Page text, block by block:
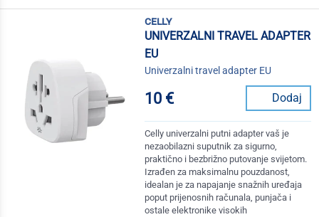
celly
UNIVERZALNI TRAVEL ADAPTER
EU
Univerzalni travel adapter EU
10 € Dodaj
Celly univerzalni putni adapter vaš je
nezaobilazni suputnik za sigurno,
praktično i bezbrižno putovanje svijetom.
Izrađen za maksimalnu pouzdanost,
idealan je za napajanje snažnih uređaja
poput prijenosnih računala, punjača i
ostale elektronike visokih